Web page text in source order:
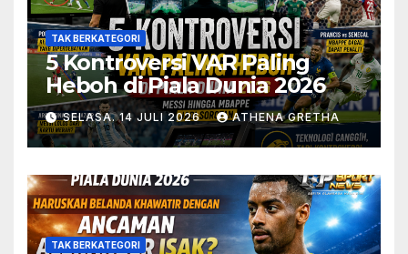
TAK BERKATEGORI
5 Kontroversi VAR Paling
Heboh di Piala Dunia 2026
SELASA. 14 JULI 2026 ATHENA GRETHA
TAK BERKATEGORI